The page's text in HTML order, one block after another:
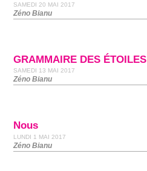
SAMEDI 20 MAI 2017
Zéno Bianu
GRAMMAIRE DES ÉTOILES
SAMEDI 13 MAI 2017
Zéno Bianu
Nous
LUNDI 1 MAI 2017
Zéno Bianu